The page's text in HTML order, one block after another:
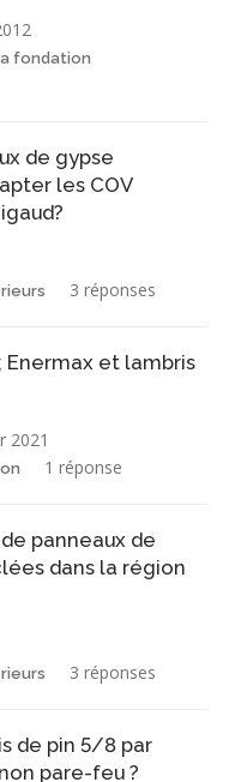
fondation
de gypse
les COV
3 réponses
et lambris
2021
1 réponse
panneaux de
dans la région
3 réponses
de pin 5/8 par
pare-feu ?